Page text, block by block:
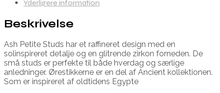
Yderligere information
Beskrivelse
Ash Petite Studs har et raffineret design med en
solinspireret detalje og en glitrende zirkon forneden. De
små studs er perfekte til både hverdag og særlige
anledninger. Ørestikkerne er en del af Ancient kollektionen.
Som er inspireret af oldtidens Egypte